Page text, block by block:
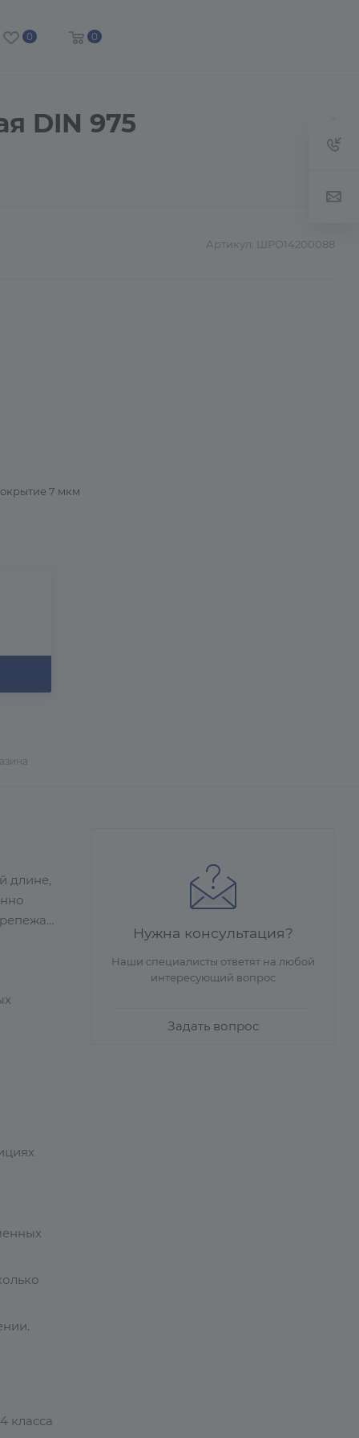
0 0
DIN 975
Артикул: ШРО14200088
7 мкм
длине,
класса
Нужна консультация?
Наши специалисты ответят на любой
интересующий вопрос
Задать вопрос